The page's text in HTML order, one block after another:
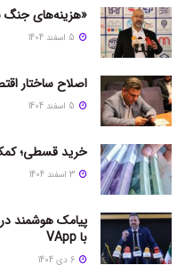
«هزینه‌های جنگ
اصلاح ساختار
خرید قسطی؛
پیامک هوشمند
با VApp